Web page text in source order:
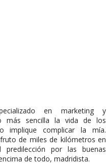
en marketing y
más sencilla la vida de los
implique complicar la mía.
de miles de kilómetros en
por las buenas
de todo, madridista.